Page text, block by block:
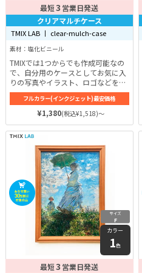
最短3 営業日発送
クリアマルチケース
TMIX LAB 丨 clear-mulch-case
素材：塩化ビニール
TMIXでは1つからでも作成可能なの
で、自分用のケースとしてお気に入
りの写真やイラスト、ロゴなどをプ
リントしたオリジナルのクリアマル
チケースにしてみるのも良いですね
フルカラー(インクジェット)最安価格
¥1,380(税込¥1,518)～
サイズ
F
カラー
1色
最短3 営業日発送